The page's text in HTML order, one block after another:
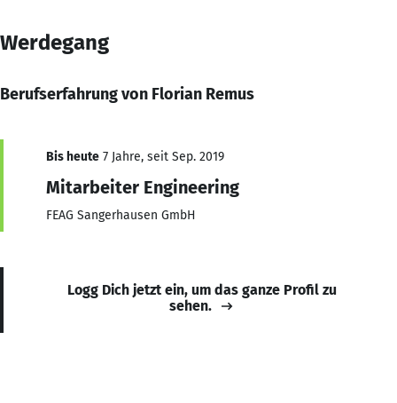
Werdegang
Berufserfahrung von Florian Remus
Bis heute 7 Jahre, seit Sep. 2019
Mitarbeiter Engineering
FEAG Sangerhausen GmbH
Logg Dich jetzt ein, um das ganze Profil zu
sehen.